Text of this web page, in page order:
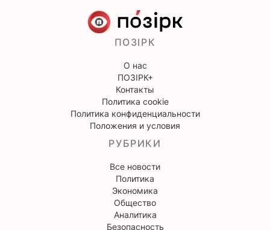
ПОЗІРК
О нас
ПОЗІРК+
Контакты
Политика cookie
Политика конфиденциальности
Положения и условия
РУБРИКИ
Все новости
Политика
Экономика
Общество
Аналитика
Безопасность